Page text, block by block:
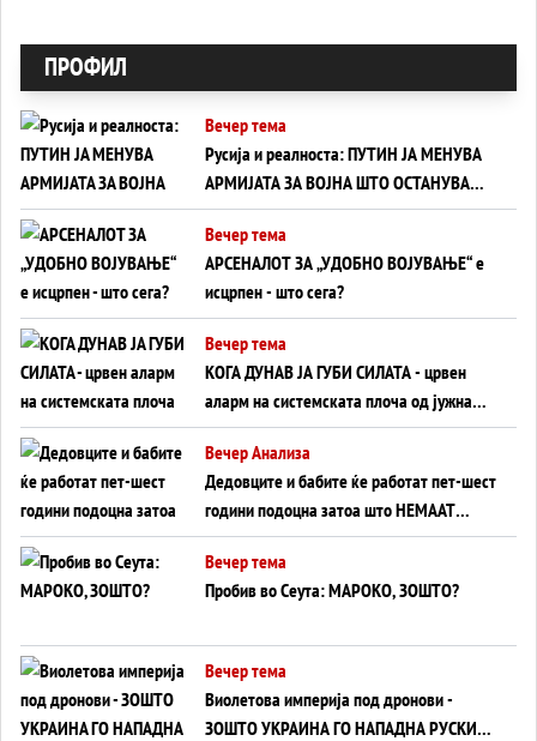
ПРОФИЛ
Вечер тема
Русија и реалноста: ПУТИН ЈА МЕНУВА
АРМИЈАТА ЗА ВОЈНА ШТО ОСТАНУВА
БЕЗ ФРОНТ
Вечер тема
АРСЕНАЛОТ ЗА „УДОБНО ВОЈУВАЊЕ“ е
исцрпен - што сега?
Вечер тема
КОГА ДУНАВ ЈА ГУБИ СИЛАТА - црвен
аларм на системската плоча од јужна
Германија до Црното Море...
Вечер Анализа
Дедовците и бабите ќе работат пет-шест
години подоцна затоа што НЕМААТ
ВНУЦИ ДА ГИ ЗАМЕНАТ
Вечер тема
Пробив во Сеута: МАРОКО, ЗОШТО?
Вечер тема
Виолетова империја под дронови -
ЗОШТО УКРАИНА ГО НАПАДНА РУСКИОТ